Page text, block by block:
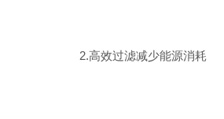
2.高效过滤减少能源消耗